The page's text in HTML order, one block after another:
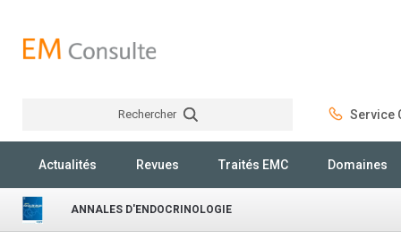
Rechercher Service
Actualités Revues Traités EMC Domaines
ANNALES D'ENDOCRINOLOGIE